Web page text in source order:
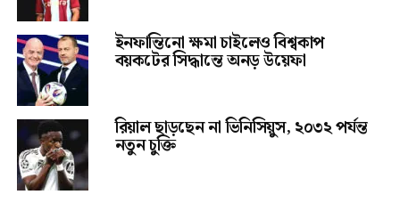
ইনফান্তিনো ক্ষমা চাইলেও বিশ্বকাপ
বয়কটের সিদ্ধান্তে অনড় উয়েফা
রিয়াল ছাড়ছেন না ভিনিসিয়ুস, ২০৩২ পর্যন্ত
নতুন চুক্তি